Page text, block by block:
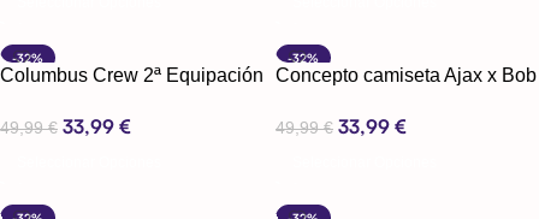
-32%
Columbus Crew 2ª Equipación
49,99€ 33,99 €
-32%
Concepto camiseta Ajax x Bob
49,99€ 33,99 €